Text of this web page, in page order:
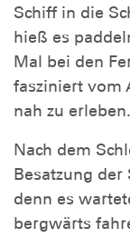
Schiff in die
hieß es
Mal bei den
fasziniert vom
nah zu erleben.
Nach dem
Besatzung
denn es
bergwärts